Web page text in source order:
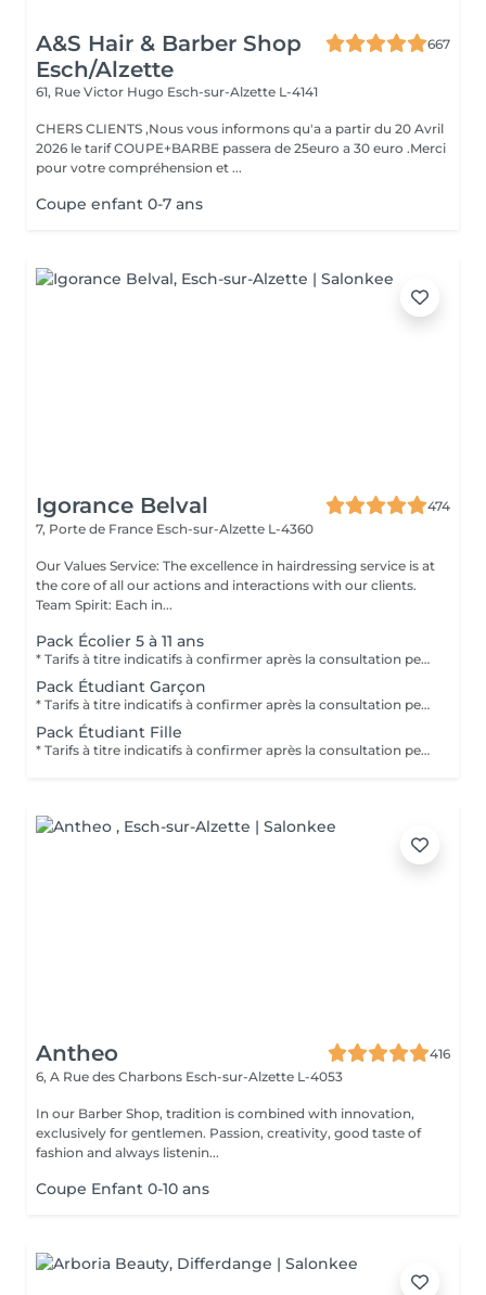
A&S Hair & Barber Shop
Esch/Alzette
667
61, Rue Victor Hugo Esch-sur-Alzette L-4141
CHERS CLIENTS ,Nous vous informons qu'a a partir du 20 Avril
2026 le tarif COUPE+BARBE passera de 25euro a 30 euro .Merci
pour votre compréhension et ...
Coupe enfant 0-7 ans
Igorance Belval
474
7, Porte de France Esch-sur-Alzette L-4360
Our Values Service: The excellence in hairdressing service is at
the core of all our actions and interactions with our clients.
Team Spirit: Each in...
Pack Écolier 5 à 11 ans
* Tarifs à titre indicatifs à confirmer après la consultation personnalisée établit auprès de votre coiffeur/stylist/spécialiste * La direction se réserve le droit dapporter des modifications pour le bon fonctionnement du salon
Pack Étudiant Garçon
* Tarifs à titre indicatifs à confirmer après la consultation personnalisée établit auprès de votre coiffeur/stylist/spécialiste * La direction se réserve le droit dapporter des modifications pour le bon fonctionnement du salon
Pack Étudiant Fille
* Tarifs à titre indicatifs à confirmer après la consultation personnalisée établit auprès de votre coiffeur/stylist/spécialiste * La direction se réserve le droit dapporter des modifications pour le bon fonctionnement du salon
Antheo
416
6, A Rue des Charbons Esch-sur-Alzette L-4053
In our Barber Shop, tradition is combined with innovation,
exclusively for gentlemen. Passion, creativity, good taste of
fashion and always listenin...
Coupe Enfant 0-10 ans